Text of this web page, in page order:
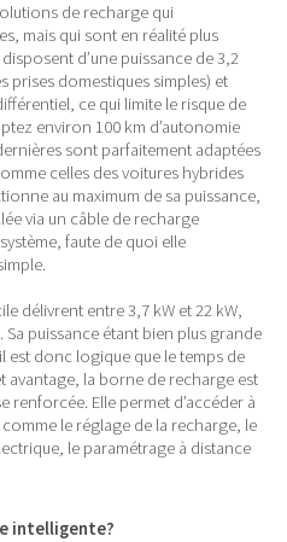
de recharge qui
mais qui sont en réalité plus
d’une puissance de 3,2
prises domestiques simples) et
ce qui limite le risque de
environ 100 km d’autonomie
sont parfaitement adaptées
celles des voitures hybrides
au maximum de sa puissance,
via un câble de recharge
faute de quoi elle
délivrent entre 3,7 kW et 22 kW,
Sa puissance étant bien plus grande
est donc logique que le temps de
avantage, la borne de recharge est
renforcée. Elle permet d’accéder à
le réglage de la recharge, le
le paramétrage à distance
intelligente?